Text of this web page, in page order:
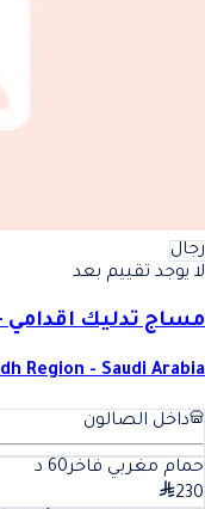
رجال
لا يوجد تقييم بعد
مساج تدليك اقدامي
Region - Saudi Arabia
داخل الصالون
حمام مغربي فاخر60 د
230